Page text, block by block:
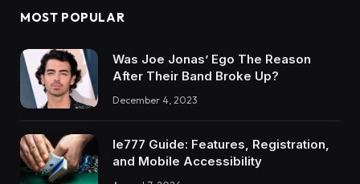
MOST POPULAR
Was Joe Jonas’ Ego The Reason
After Their Band Broke Up?
December 4, 2023
Ie777 Guide: Features, Registration,
and Mobile Accessibility